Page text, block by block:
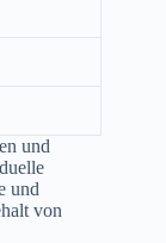
und
und
von